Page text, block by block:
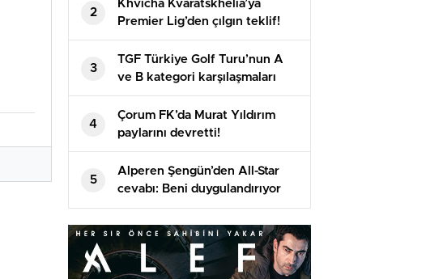
2
Khvicha Kvaratskhelia’ya
Premier Lig’den çılgın teklif!
Adeta servet bedelinde
3
TGF Türkiye Golf Turu’nun A
ve B kategori karşılaşmaları
Bodrum’da oynandı
4
Çorum FK’da Murat Yıldırım
paylarını devretti!
5
Alperen Şengün’den All-Star
cevabı: Beni duygulandırıyor